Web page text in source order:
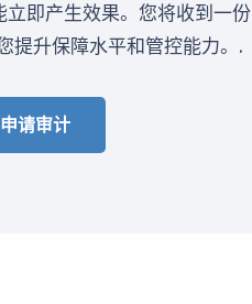
即产生效果。您将收到一
提升保障水平和管控能力。.
申请审计